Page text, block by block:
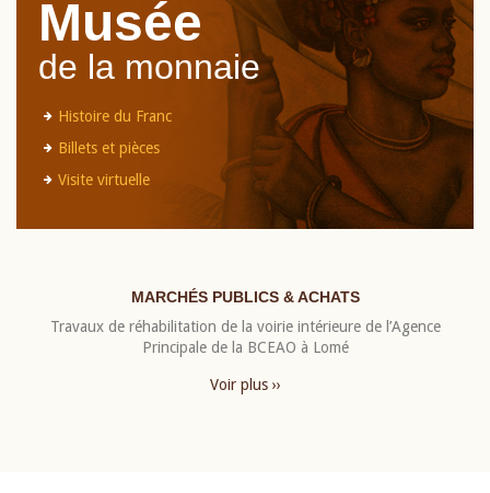
Musée
de la monnaie
Histoire du Franc
Billets et pièces
Visite virtuelle
MARCHÉS PUBLICS & ACHATS
Travaux de réhabilitation de la voirie intérieure de l’Agence
Principale de la BCEAO à Lomé
Voir plus ››